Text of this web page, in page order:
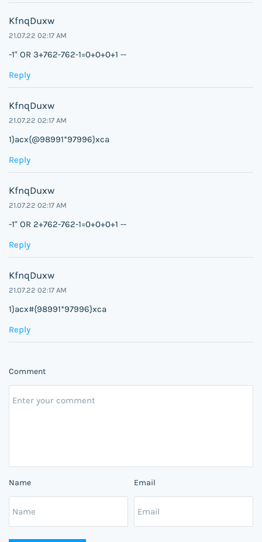
KfnqDuxw
21.07.22 02:17 AM
-1" OR 3+762-762-1=0+0+0+1 --
Reply
KfnqDuxw
21.07.22 02:17 AM
1}acx{@98991*97996}xca
Reply
KfnqDuxw
21.07.22 02:17 AM
-1" OR 2+762-762-1=0+0+0+1 --
Reply
KfnqDuxw
21.07.22 02:17 AM
1}acx#{98991*97996}xca
Reply
Comment
Name Email